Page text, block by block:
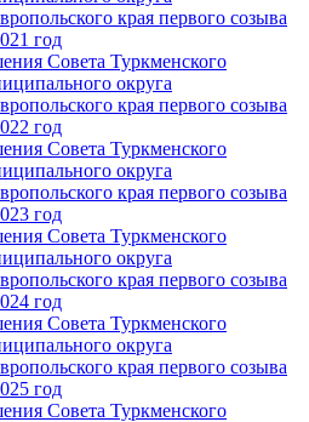
края первого созыва
год
Совета Туркменского
округа
края первого созыва
год
Совета Туркменского
округа
края первого созыва
год
Совета Туркменского
округа
края первого созыва
год
Совета Туркменского
округа
края первого созыва
год
Совета Туркменского